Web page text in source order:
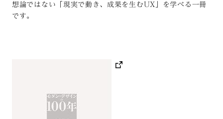
想論ではない「現実で動き、成果を生むUX」を学べる一冊
です。